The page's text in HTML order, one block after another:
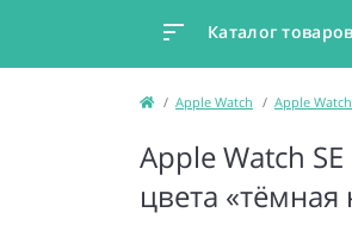
Каталог товаров
Apple Watch Apple Watch
Apple Watch
цвета «тёмная